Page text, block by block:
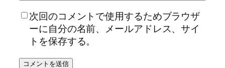
次回のコメントで使用するためブラウザ
ーに自分の名前、メールアドレス、サイ
トを保存する。